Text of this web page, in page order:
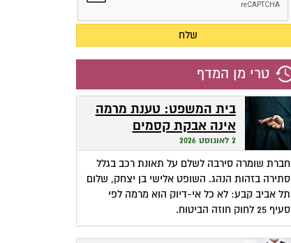
טרי מן המדף
בית המשפט: טענת מרמה
אינה אבקת קסמים
שהופכת אי-דיוק לפטור
מתשלום
2 לאוגוסט 2026
חברת שומרה סירבה לשלם על תאונת רכב בגלל
סתירה בזהות הנהג. השופט אלישי בן יצחק, שלום
תל אביב קבע: לא כל אי-דיוק הוא מרמה לפי
סעיף 25 לחוק חוזה הביטוח.